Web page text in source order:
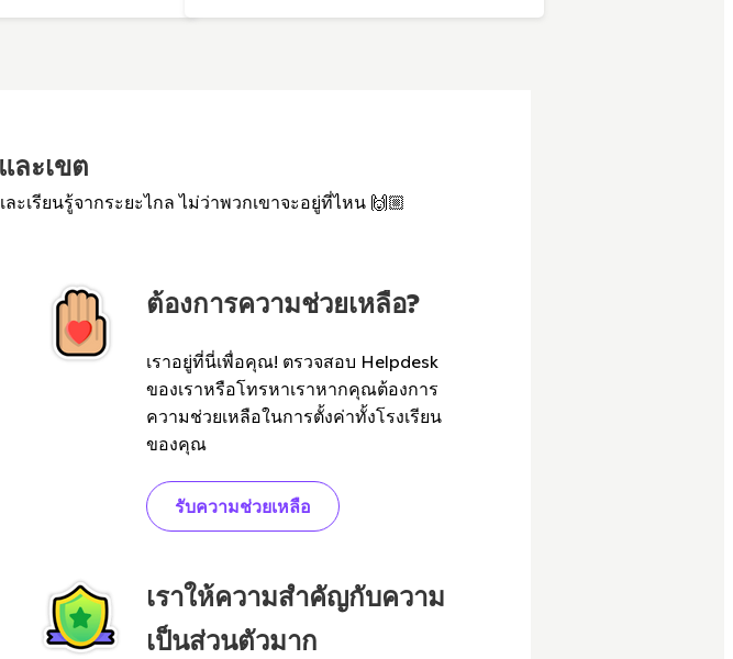
ละเขต
รียนรู้จากระยะไกล ไม่ว่าพวกเขาจะอยู่ที่ไหน 🙌🏼
ต้องการความช่วยเหลือ?
เราอยู่ที่นี่เพื่อคุณ! ตรวจสอบ Helpdesk
ของเราหรือโทรหาเราหากคุณต้องการ
ความช่วยเหลือในการตั้งค่าทั้งโรงเรียน
ของคุณ
รับความช่วยเหลือ
เราให้ความสำคัญกับความ
เป็นส่วนตัวมาก